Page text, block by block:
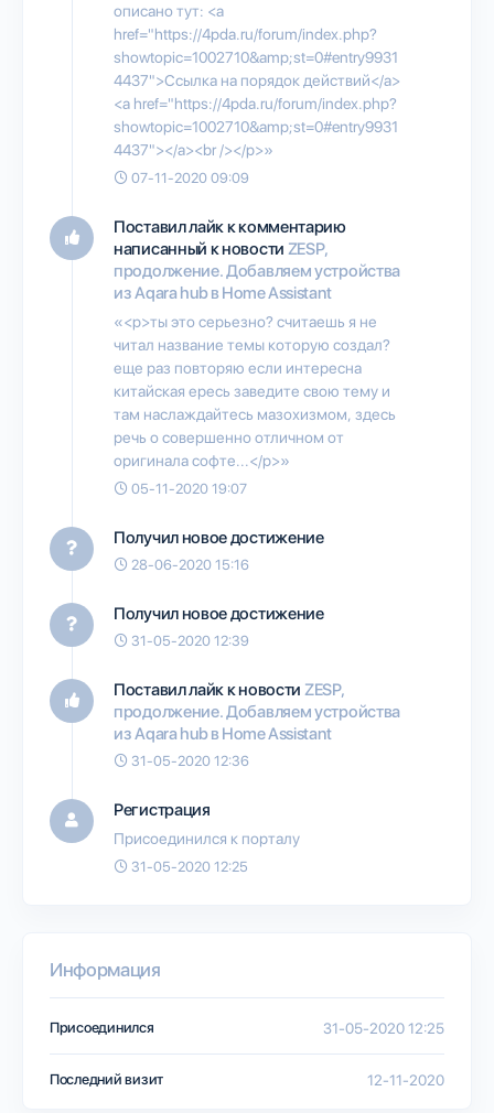
описано тут: <a
href="https://4pda.ru/forum/index.php?
showtopic=1002710&amp;st=0#entry9931
4437">Ссылка на порядок действий</a>
<a href="https://4pda.ru/forum/index.php?
showtopic=1002710&amp;st=0#entry9931
4437"></a><br /></p>»
07-11-2020 09:09
Поставил лайк к комментарию
написанный к новости ZESP,
продолжение. Добавляем устройства
из Aqara hub в Home Assistant
«<p>ты это серьезно? считаешь я не
читал название темы которую создал?
еще раз повторяю если интересна
китайская ересь заведите свою тему и
там наслаждайтесь мазохизмом, здесь
речь о совершенно отличном от
оригинала софте...</p>»
05-11-2020 19:07
Получил новое достижение
28-06-2020 15:16
Получил новое достижение
31-05-2020 12:39
Поставил лайк к новости ZESP,
продолжение. Добавляем устройства
из Aqara hub в Home Assistant
31-05-2020 12:36
Регистрация
Присоединился к порталу
31-05-2020 12:25
Информация
Присоединился 31-05-2020 12:25
Последний визит 12-11-2020